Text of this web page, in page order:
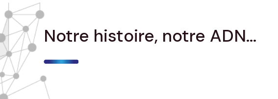
Notre histoire, notre ADN...